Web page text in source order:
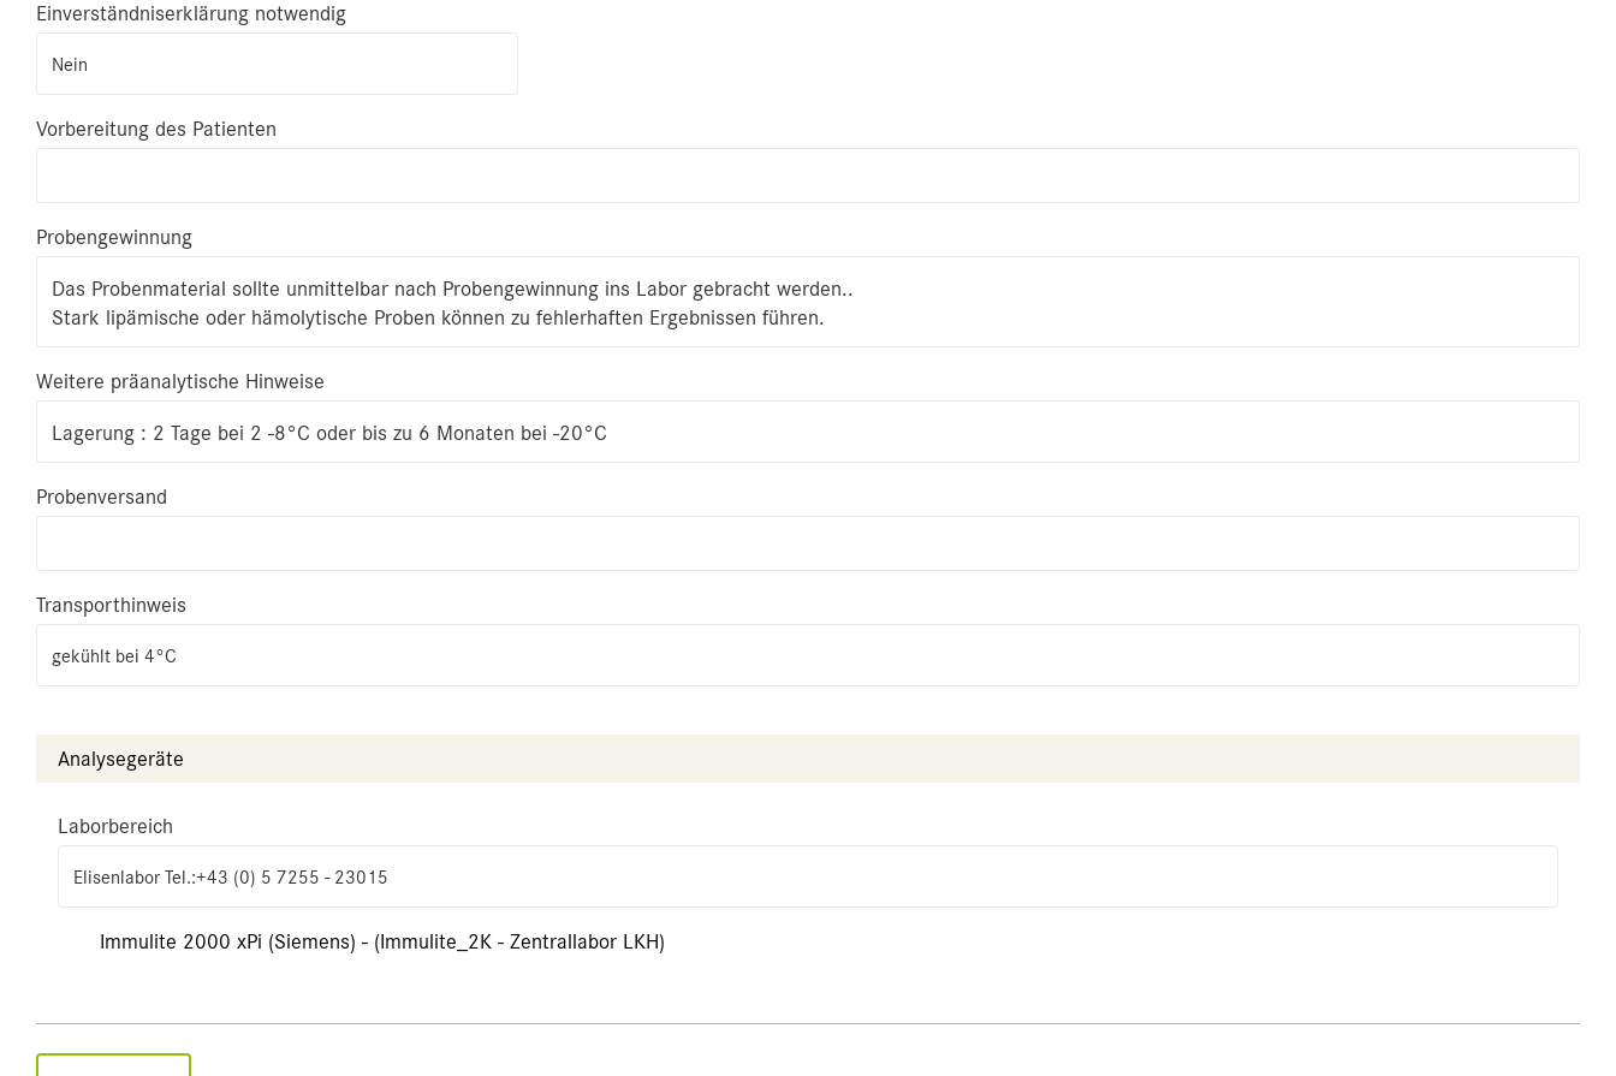
Einverständniserklärung notwendig
Nein
Vorbereitung des Patienten
Probengewinnung
Das Probenmaterial sollte unmittelbar nach Probengewinnung ins Labor gebracht werden..
Stark lipämische oder hämolytische Proben können zu fehlerhaften Ergebnissen führen.
Weitere präanalytische Hinweise
Lagerung : 2 Tage bei 2 -8°C oder bis zu 6 Monaten bei -20°C
Probenversand
Transporthinweis
gekühlt bei 4°C
Analysegeräte
Laborbereich
Elisenlabor Tel.:+43 (0) 5 7255 - 23015
Immulite 2000 xPi (Siemens) - (Immulite_2K - Zentrallabor LKH)